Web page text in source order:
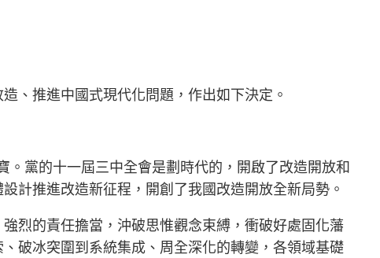
、推進中國式現代化問題，作出如下決定。
。黨的十一屆三中全會是劃時代的，開啟了改造開放和
計推進改造新征程，開創了我國改造開放全新局勢。
烈的責任擔當，沖破思惟觀念束縛，衝破好處固化藩
破冰突圍到系統集成、周全深化的轉變，各領域基礎